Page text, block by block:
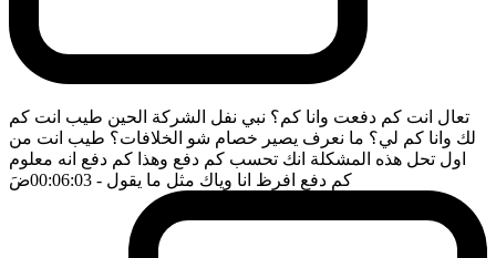
تعال انت كم دفعت وانا كم؟ نبي نفل الشركة الحين طيب انت كم
لك وانا كم لي؟ ما نعرف يصير خصام شو الخلافات؟ طيب انت من
اول تحل هذه المشكلة انك تحسب كم دفع وهذا كم دفع انه معلوم
كم دفع افرظ انا وياك مثل ما يقول - 00:06:03 ضَ